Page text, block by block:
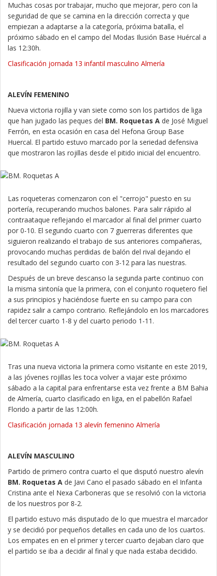
Muchas cosas por trabajar, mucho que mejorar, pero con la
seguridad de que se camina en la dirección correcta y que
empiezan a adaptarse a la categoría, próxima batalla, el
próximo sábado en el campo del Modas Ilusión Base Huércal a
las 12:30h.
Clasificación jornada 13 infantil masculino Almería
ALEVÍN FEMENINO
Nueva victoria rojilla y van siete como son los partidos de liga
que han jugado las peques del BM. Roquetas A de José Miguel
Ferrón, en esta ocasión en casa del Hefona Group Base
Huercal. El partido estuvo marcado por la seriedad defensiva
que mostraron las rojillas desde el pitido inicial del encuentro.
Las roqueteras comenzaron con el "cerrojo" puesto en su
portería, recuperando muchos balones. Para salir rápido al
contraataque reflejando el marcador al final del primer cuarto
por 0-10. El segundo cuarto con 7 guerreras diferentes que
siguieron realizando el trabajo de sus anteriores compañeras,
provocando muchas perdidas de balón del rival dejando el
resultado del segundo cuarto con 3-12 para las nuestras.
Después de un breve descanso la segunda parte continuo con
la misma sintonía que la primera, con el conjunto roquetero fiel
a sus principios y haciéndose fuerte en su campo para con
rapidez salir a campo contrario. Reflejándolo en los marcadores
del tercer cuarto 1-8 y del cuarto periodo 1-11.
Tras una nueva victoria la primera como visitante en este 2019,
a las jóvenes rojillas les toca volver a viajar este próximo
sábado a la capital para enfrentarse esta vez frente a BM Bahia
de Almería, cuarto clasificado en liga, en el pabellón Rafael
Florido a partir de las 12:00h.
Clasificación jornada 13 alevín femenino Almería
ALEVÍN MASCULINO
Partido de primero contra cuarto el que disputó nuestro alevín
BM. Roquetas A de Javi Cano el pasado sábado en el Infanta
Cristina ante el Nexa Carboneras que se resolvió con la victoria
de los nuestros por 8-2.
El partido estuvo más disputado de lo que muestra el marcador
y se decidió por pequeños detalles en cada uno de los cuartos.
Los empates en en el primer y tercer cuarto dejaban claro que
el partido se iba a decidir al final y que nada estaba decidido.